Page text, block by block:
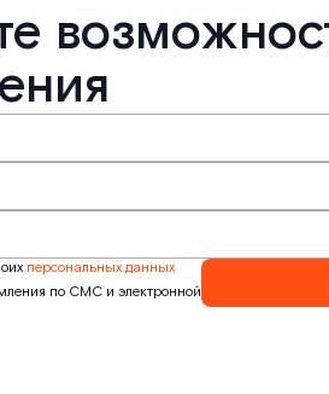
персональных данных
по СМС и электронной